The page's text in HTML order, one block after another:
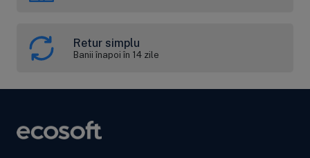
Retur simplu
Banii înapoi în 14 zile